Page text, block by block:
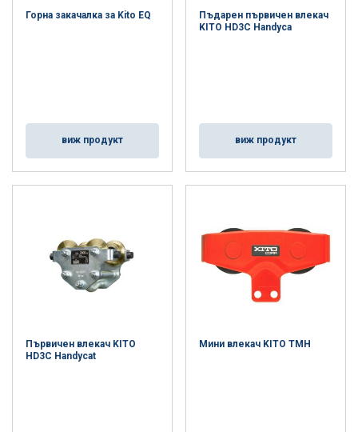
Горна закачалка за Kito EQ
виж продукт
Пъдарен първичен влекач
KITO HD3C Handyca
виж продукт
Първичен влекач KITO
HD3C Handycat
Мини влекач KITO TMH